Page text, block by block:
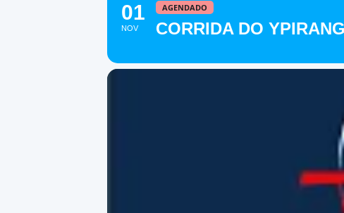
01
NOV
AGENDADO
CORRIDA DO